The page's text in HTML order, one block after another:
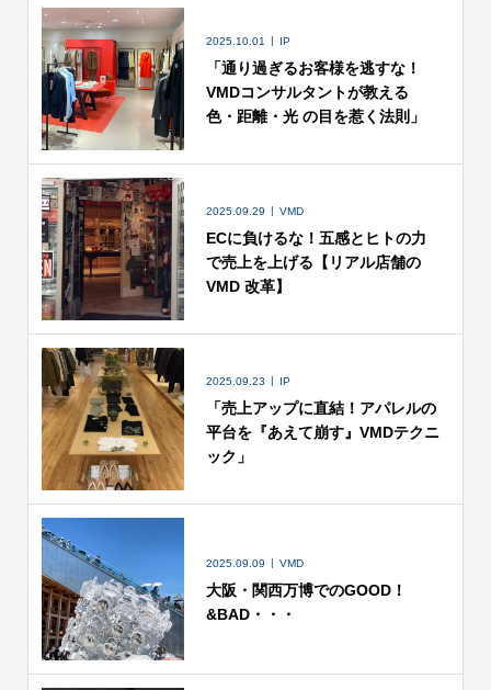
2025.10.01 IP
「通り過ぎるお客様を逃すな！
VMDコンサルタントが教える
色・距離・光 の目を惹く法則」
2025.09.29 VMD
ECに負けるな！五感とヒトの力
で売上を上げる【リアル店舗の
VMD 改革】
2025.09.23 IP
「売上アップに直結！アパレルの
平台を『あえて崩す』VMDテクニ
ック」
2025.09.09 VMD
大阪・関西万博でのGOOD！
&BAD・・・